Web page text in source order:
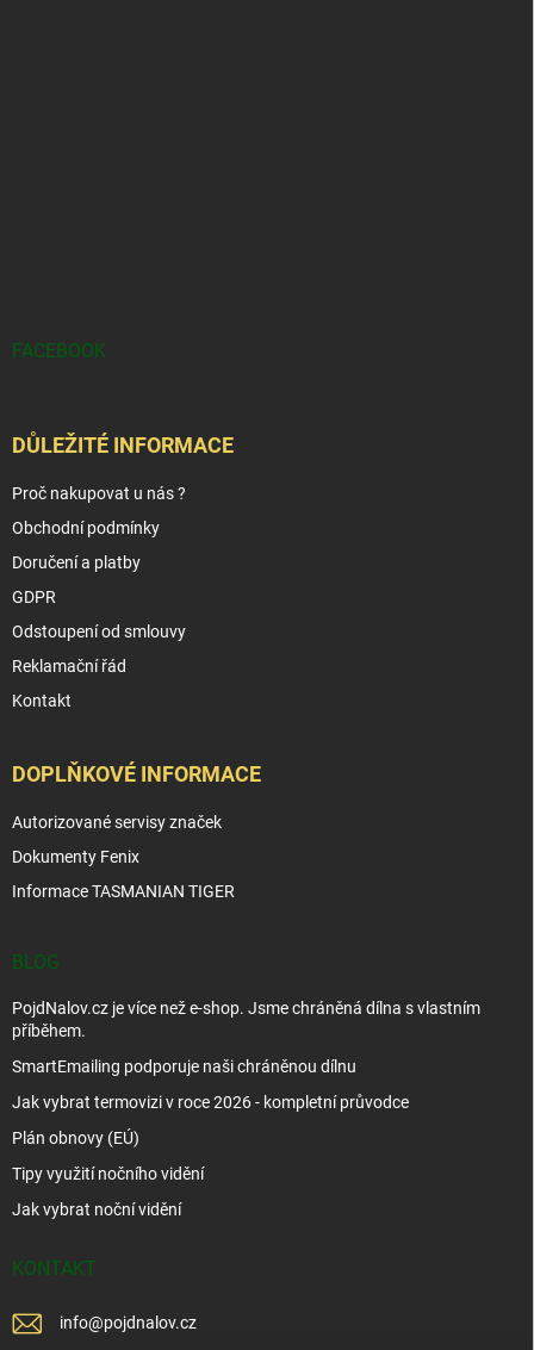
FACEBOOK
DŮLEŽITÉ INFORMACE
Proč nakupovat u nás ?
Obchodní podmínky
Doručení a platby
GDPR
Odstoupení od smlouvy
Reklamační řád
Kontakt
DOPLŇKOVÉ INFORMACE
Autorizované servisy značek
Dokumenty Fenix
Informace TASMANIAN TIGER
BLOG
PojdNalov.cz je více než e-shop. Jsme chráněná dílna s vlastním
příběhem.
SmartEmailing podporuje naši chráněnou dílnu
Jak vybrat termovizi v roce 2026 - kompletní průvodce
Plán obnovy (EÚ)
Tipy využití nočního vidění
Jak vybrat noční vidění
KONTAKT
info@pojdnalov.cz